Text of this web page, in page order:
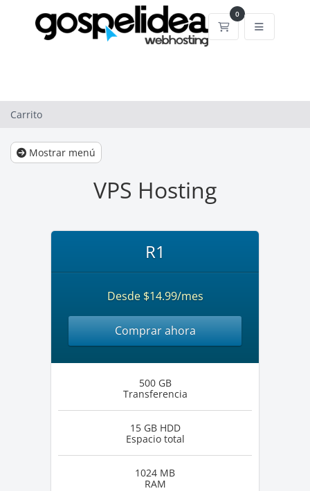
0
Carrito
Carrito
Mostrar menú
VPS Hosting
R1
Desde $14.99/mes
Comprar ahora
500 GB
Transferencia
15 GB HDD
Espacio total
1024 MB
RAM